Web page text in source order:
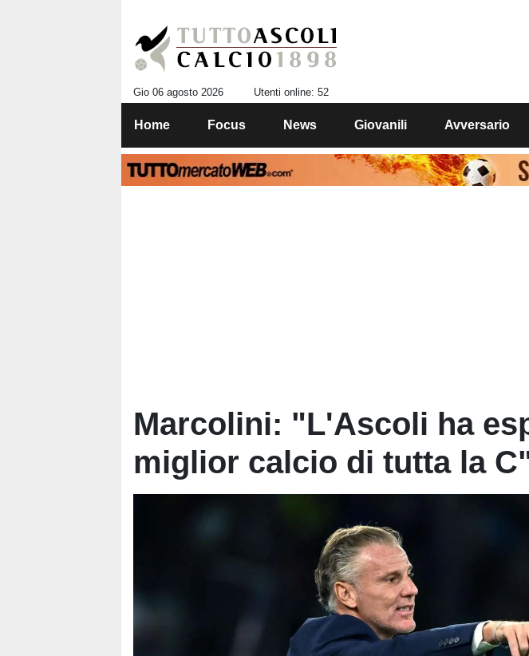
Gio 06 agosto 2026 Utenti online: 52
Home Focus News Giovanili Avversario
Marcolini: "L'Ascoli ha
miglior calcio di tutta la